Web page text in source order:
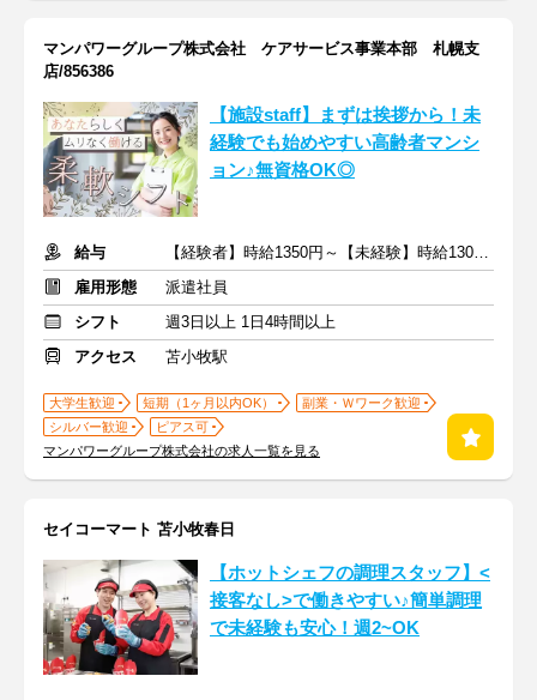
マンパワーグループ株式会社 ケアサービス事業本部 札幌支
店/856386
【施設staff】まずは挨拶から！未
経験でも始めやすい高齢者マンシ
ョン♪無資格OK◎
給与
【経験者】時給1350円～【未経験】時給1300円～ ※交通費全額
雇用形態
派遣社員
シフト
週3日以上 1日4時間以上
アクセス
苫小牧駅
大学生歓迎 短期（1ヶ月以内OK）
副業・Ｗワーク歓迎
シルバー歓迎
ピアス可
マンパワーグループ株式会社の求人一覧を見る
セイコーマート 苫小牧春日
【ホットシェフの調理スタッフ】<
接客なし>で働きやすい♪簡単調理
で未経験も安心！週2~OK